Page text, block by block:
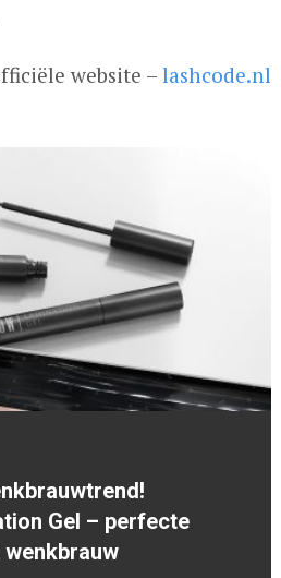
website –lashcode.nl
Gel – perfecte